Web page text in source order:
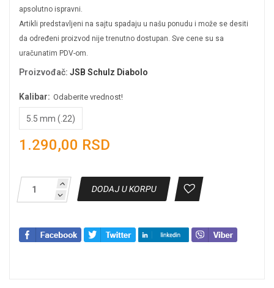
apsolutno ispravni.
Artikli predstavljeni na sajtu spadaju u našu ponudu i može se desiti
da određeni proizvod nije trenutno dostupan. Sve cene su sa
uračunatim PDV-om.
Proizvođač: JSB Schulz Diabolo
Kalibar: Odaberite vrednost!
5.5 mm (.22)
1.290,00 RSD
DODAJ U KORPU